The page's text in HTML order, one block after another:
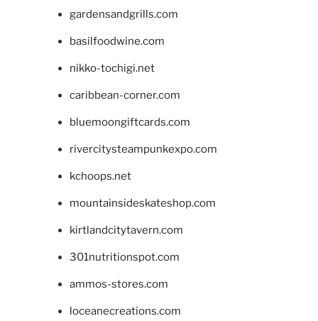
gardensandgrills.com
basilfoodwine.com
nikko-tochigi.net
caribbean-corner.com
bluemoongiftcards.com
rivercitysteampunkexpo.com
kchoops.net
mountainsideskateshop.com
kirtlandcitytavern.com
301nutritionspot.com
ammos-stores.com
loceanecreations.com